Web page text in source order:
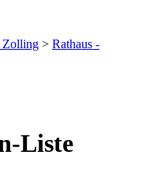
Zolling > Rathaus -
Liste